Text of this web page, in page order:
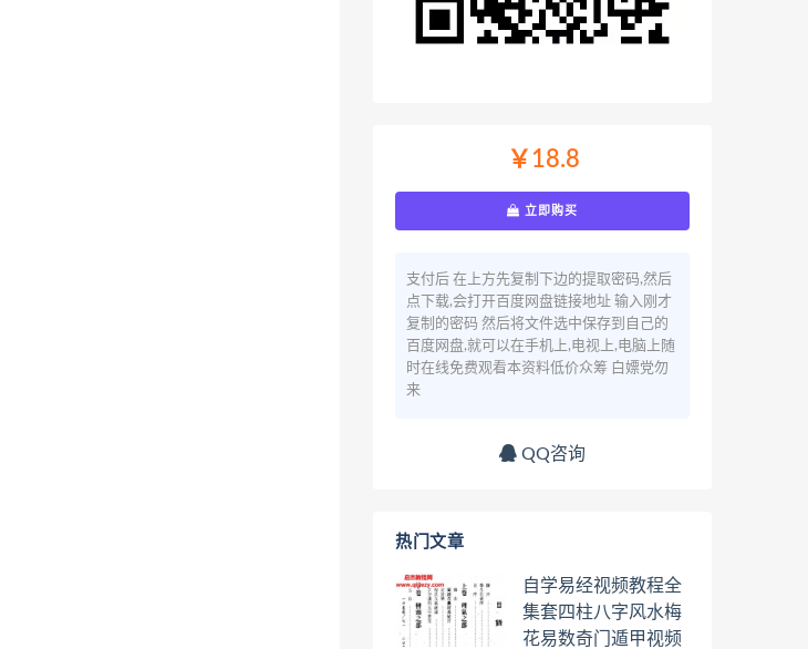
￥18.8
立即购买
支付后 在上方先复制下边的提取密码,然后
点下载,会打开百度网盘链接地址 输入刚才
复制的密码 然后将文件选中保存到自己的
百度网盘,就可以在手机上,电视上,电脑上随
时在线免费观看本资料低价众筹 白嫖党勿
来
QQ咨询
热门文章
自学易经视频教程全
集套四柱八字风水梅
花易数奇门遁甲视频